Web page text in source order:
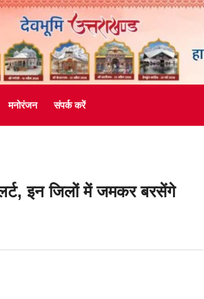
मनोरंजन संपर्क करें
इन जिलों में जमकर बरसेंगे